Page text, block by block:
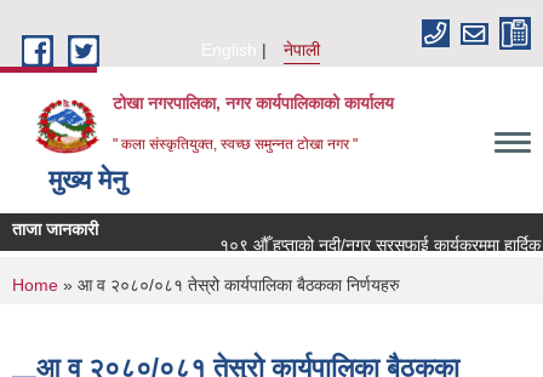
English
नेपाली
टोखा नगरपालिका, नगर कार्यपालिकाको कार्यालय
" कला संस्कृतियुक्त, स्वच्छ समुन्‍नत टोखा नगर "
मुख्य मेनु
ताजा जानकारी
१०९ औँ हप्ताको नदी/नगर सरसफाई कार्यक्रममा हार्दिक
You are here
Home » आ व २०८०/०८१ तेस्रो कार्यपालिका बैठकका निर्णयहरु
आ व २०८०/०८१ तेस्रो कार्यपालिका बैठकका